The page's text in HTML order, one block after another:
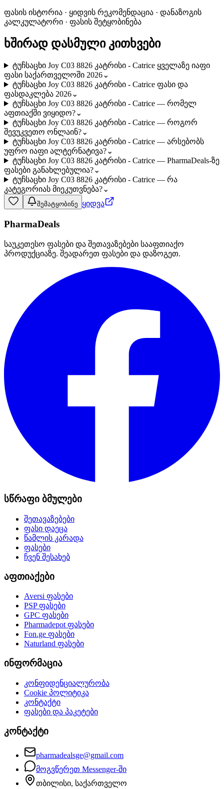
ფასის ისტორია · ყიდვის რეკომენდაცია · დანაზოგის
კალკულატორი · ფასის შეტყობინება
ხშირად დასმული კითხვები
ტუჩსაცხი Joy C03 8826 კატრისი - Catrice ყველაზე იაფი
ფასი საქართველოში 2026⌄
ტუჩსაცხი Joy C03 8826 კატრისი - Catrice ფასი და
ფასდაკლება 2026⌄
ტუჩსაცხი Joy C03 8826 კატრისი - Catrice — რომელ
აფთიაქში ვიყიდო?⌄
ტუჩსაცხი Joy C03 8826 კატრისი - Catrice — როგორ
შევუკვეთო ონლაინ?⌄
ტუჩსაცხი Joy C03 8826 კატრისი - Catrice — არსებობს
უფრო იაფი ალტერნატივა?⌄
ტუჩსაცხი Joy C03 8826 კატრისი - Catrice — PharmaDeals-ზე
ფასები განახლებულია?⌄
ტუჩსაცხი Joy C03 8826 კატრისი - Catrice — რა
კატეგორიას მიეკუთვნება?⌄
შემატყობინე ყიდვა
PharmaDeals
საუკეთესო ფასები და შეთავაზებები სააფთიაქო
პროდუქციაზე. შეადარეთ ფასები და დაზოგეთ.
სწრაფი ბმულები
შეთავაზებები
ფასი დაეცა
წამლის კარადა
ფასები
ჩვენ შესახებ
აფთიაქები
Aversi ფასები
PSPფასები
GPC ფასები
Pharmadepotფასები
Fon.ge ფასები
Naturland ფასები
ინფორმაცია
კონფიდენციალურობა
Cookie პოლიტიკა
კონტაქტი
ფასები და პაკეტები
კონტაქტი
pharmadealsge@gmail.com
მოგვწერეთ Messenger-ში
თბილისი, საქართველო